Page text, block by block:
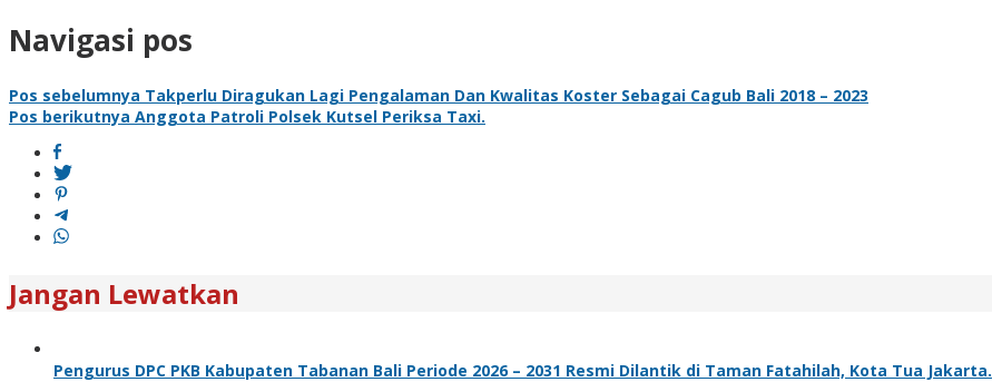
Navigasi pos
Pos sebelumnya Takperlu Diragukan Lagi Pengalaman Dan Kwalitas Koster Sebagai Cagub Bali 2018 – 2023
Pos berikutnya Anggota Patroli Polsek Kutsel Periksa Taxi.
Jangan Lewatkan
Pengurus DPC PKB Kabupaten Tabanan Bali Periode 2026 – 2031 Resmi Dilantik di Taman Fatahilah, Kota Tua Jakarta.